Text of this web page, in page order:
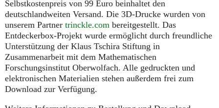
Selbstkostenpreis von 99 Euro beinhaltet den
deutschlandweiten Versand. Die 3D-Drucke wurden von
unserem Partner trinckle.com bereitgestellt. Das
Entdeckerbox-Projekt wurde ermöglicht durch freundliche
Unterstützung der Klaus Tschira Stiftung in
Zusammenarbeit mit dem Mathematischen
Forschungsinstitut Oberwolfach. Alle gedruckten und
elektronischen Materialien stehen außerdem frei zum
Download zur Verfügung.